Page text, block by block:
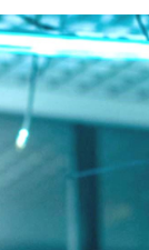
DERECHO
ASESORÍA EN